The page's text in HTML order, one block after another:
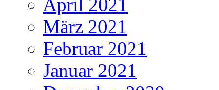
April 2021
März 2021
Februar 2021
Januar 2021